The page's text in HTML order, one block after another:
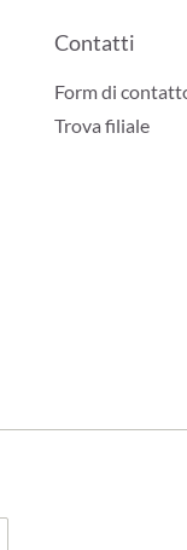
Contatti
Form di
Trova filiale